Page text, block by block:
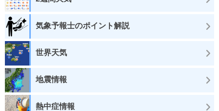
気象予報士のポイント解説
世界天気
地震情報
熱中症情報